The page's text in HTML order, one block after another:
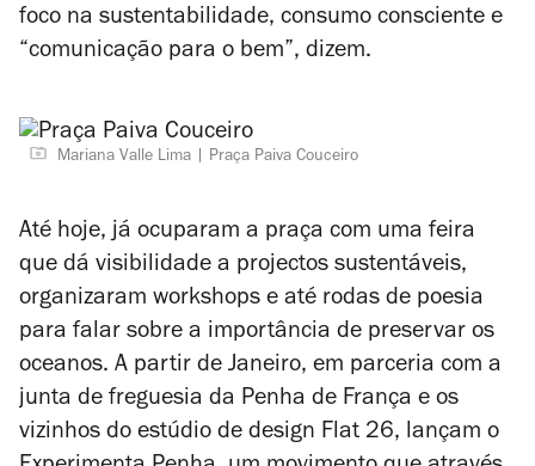
foco na sustentabilidade, consumo consciente e
“comunicação para o bem”, dizem.
Mariana Valle Lima Praça Paiva Couceiro
Até hoje, já ocuparam a praça com uma feira
que dá visibilidade a projectos sustentáveis,
organizaram workshops e até rodas de poesia
para falar sobre a importância de preservar os
oceanos. A partir de Janeiro, em parceria com a
junta de freguesia da Penha de França e os
vizinhos do estúdio de design Flat 26, lançam o